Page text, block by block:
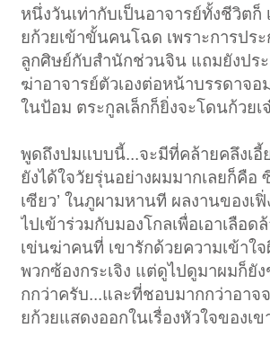
หนึ่งวันเท่ากับเป็นอาจารย์ทั้งชีวิตก็
ยก้วยเข้าขั้นคนโฉด เพราะการประ
ลูกศิษย์กับสำนักช่วนจิน แถมยังประ
ฆ่าอาจารย์ตัวเองต่อหน้าบรรดาจอ
ในป้อม ตระกูลเล็กก็ยิ่งจะโดนก้วยเ
พูดถึงปมแบบนี้...จะมีที่คล้ายคลึงเอี้
ยังได้ใจวัยรุ่นอย่างผมมากเลยก็คือ
เซียว’ ในภูผามหานที ผลงานของเฟิ่
ไปเข้าร่วมกับมองโกลเพื่อเอาเลือ
เข่นฆ่าคนที่ เขารักด้วยความเข้าใ
พวกซ้องกระเจิง แต่ดูไปดูมาผมก็ยั
กกว่าครับ...และที่ชอบมากกว่าอาจ
ยก้วยแสดงออกในเรื่องหัวใจของเข